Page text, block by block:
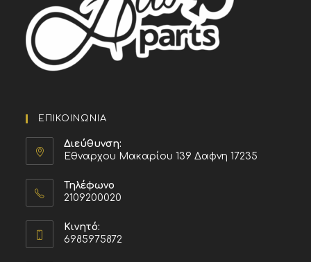
ΕΠΙΚΟΙΝΩΝΙΑ
Διεύθυνση:
Εθναρχου Μακαρίου 139 Δαφνη 17235
Τηλέφωνο
2109200020
Κινητό:
6985975872